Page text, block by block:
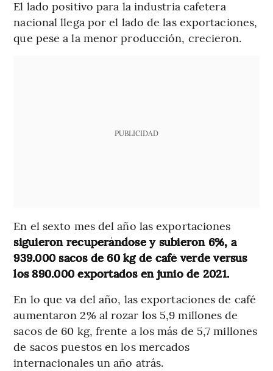
El lado positivo para la industria cafetera
nacional llega por el lado de las exportaciones,
que pese a la menor producción, crecieron.
PUBLICIDAD
En el sexto mes del año las exportaciones
siguieron recuperándose y subieron 6%, a
939.000 sacos de 60 kg de café verde versus
los 890.000 exportados en junio de 2021.
En lo que va del año, las exportaciones de café
aumentaron 2% al rozar los 5,9 millones de
sacos de 60 kg, frente a los más de 5,7 millones
de sacos puestos en los mercados
internacionales un año atrás.